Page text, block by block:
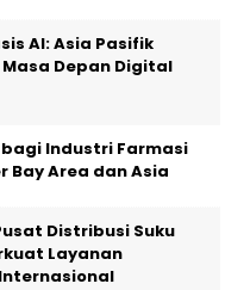
AI: Asia Pasifik
Masa Depan Digital
bagi Industri Farmasi
Bay Area dan Asia
Distribusi Suku
Layanan